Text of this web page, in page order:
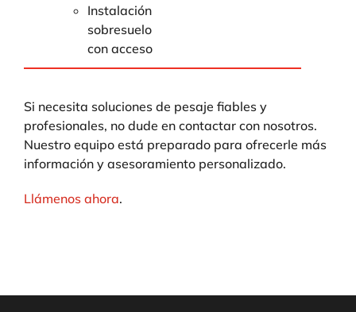
Instalación
sobresuelo
con acceso
Si necesita soluciones de pesaje fiables y
profesionales, no dude en contactar con nosotros.
Nuestro equipo está preparado para ofrecerle más
información y asesoramiento personalizado.
Llámenos ahora.